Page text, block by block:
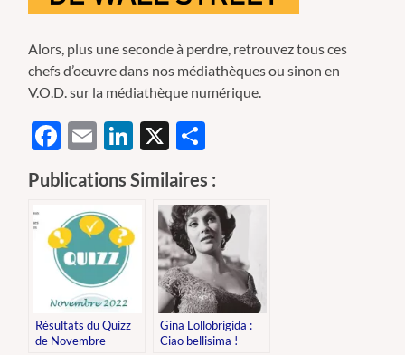
Alors, plus une seconde à perdre, retrouvez tous ces
chefs d’oeuvre dans nos médiathèques ou sinon en
V.O.D. sur la médiathèque numérique.
Facebook
EmailLinkedIn
X
Publications Similaires :
Résultats du Quizz
de Novembre
Gina Lollobrigida :
Ciao bellisima !